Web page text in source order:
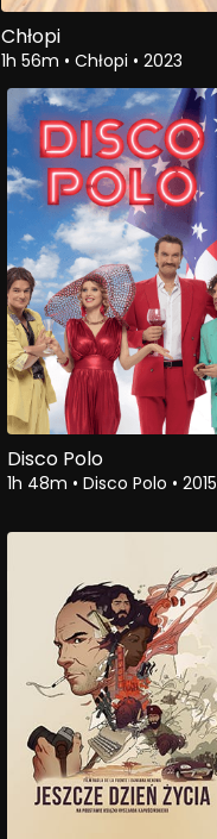
Chłopi
1h 56m • Chłopi • 2023
Disco Polo
1h 48m • Disco Polo • 2015